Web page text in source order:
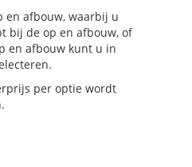
en afbouw, waarbij u
bij de op en afbouw, of
en afbouw kunt u in
per optie wordt